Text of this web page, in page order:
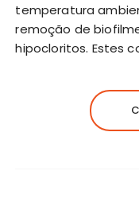
temperatura
remoção de
hipocloritos. Estes